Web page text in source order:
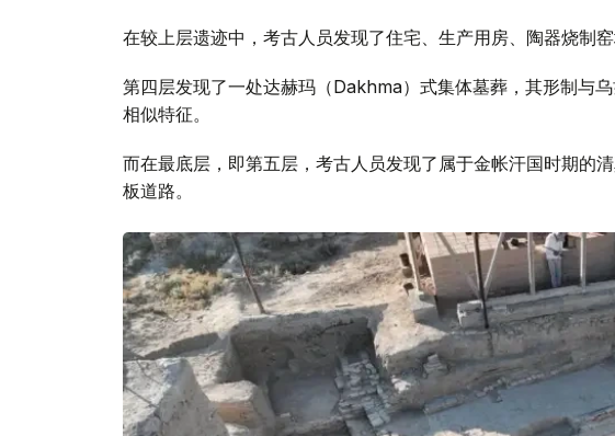
在较上层遗迹中，考古人员发现了住宅、生产用房、陶器烧制窑
第四层发现了一处达赫玛（Dakhma）式集体墓葬，其形制与
相似特征。
而在最底层，即第五层，考古人员发现了属于金帐汗国时期的
板道路。